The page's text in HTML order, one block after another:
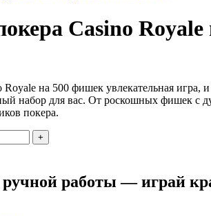
Casino
Royale на 500 фишек увлекательная игра,
набор для вас. От роскошных фишек с
покера.
работы — играй